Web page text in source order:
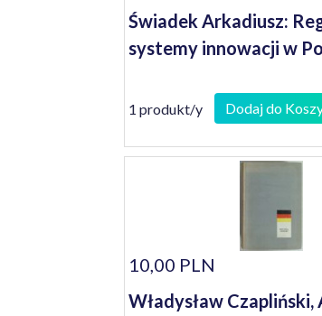
Świadek Arkadiusz:
systemy innowacji w
1 produkt/y Dodaj do
10,00 PLN
Władysław Czapliński,